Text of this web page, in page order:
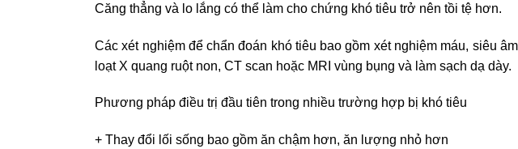
Căng thẳng và lo lắng có thể làm cho chứng khó tiêu trở nên tồi tệ hơn.
Các xét nghiệm để chẩn đoán khó tiêu bao gồm xét nghiệm máu, siêu
loạt X quang ruột non, CT scan hoặc MRI vùng bụng và làm sạch dạ dày.
Phương pháp điều trị đầu tiên trong nhiều trường hợp bị khó tiêu
+ Thay đổi lối sống bao gồm ăn chậm hơn, ăn lượng nhỏ hơn